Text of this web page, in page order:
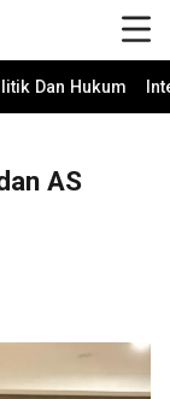
Dan Hukum
AS